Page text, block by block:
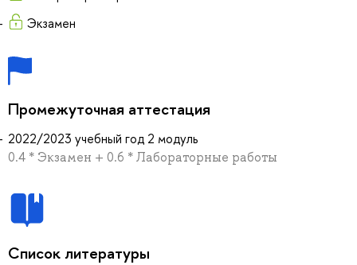
Экзамен
Промежуточная аттестация
2022/2023 учебный год 2 модуль
0.4 * Экзамен + 0.6 * Лабораторные работы
Список литературы